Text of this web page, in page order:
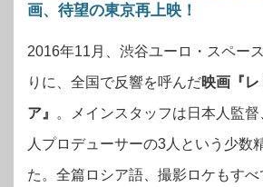
画、待望の東京再上映！
2016年11月、渋谷ユーロ・スペー
りに、全国で反響を呼んだ映画『
ア』
。メインスタッフは日本人監
人プロデューサーの3人という少数
た。全篇ロシア語、撮影ロケもす